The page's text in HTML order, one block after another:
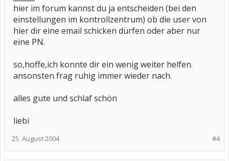
hier im forum kannst du ja entscheiden (bei den
einstellungen im kontrollzentrum) ob die user von
hier dir eine email schicken dürfen oder aber nur
eine PN.
so,hoffe,ich konnte dir ein wenig weiter helfen.
ansonsten frag ruhig immer wieder nach.
alles gute und schlaf schön
liebi
#4
25. August 2004